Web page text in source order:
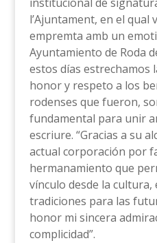
l’Ajuntament, en el qual
empremta amb un
Ayuntamiento de Roda
estos días estrechamos
honor y respeto a los
rodenses que fueron,
fundamental para unir
escriure. “Gracias a su
actual corporación por
hermanamiento que
vínculo desde la cultura,
tradiciones para las
honor mi sincera
complicidad”.